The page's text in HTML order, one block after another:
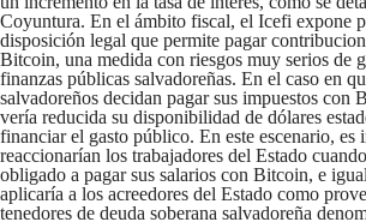
Coyuntura. En el ámbito fiscal, el Icefi expone
disposición legal que permite pagar
Bitcoin, una medida con riesgos muy serios de
finanzas públicas salvadoreñas. En el caso en
salvadoreños decidan pagar sus impuestos con
vería reducida su disponibilidad de dólares
financiar el gasto público. En este escenario, es
reaccionarían los trabajadores del Estado
obligado a pagar sus salarios con Bitcoin, e
aplicaría a los acreedores del Estado como
tenedores de deuda soberana salvadoreña